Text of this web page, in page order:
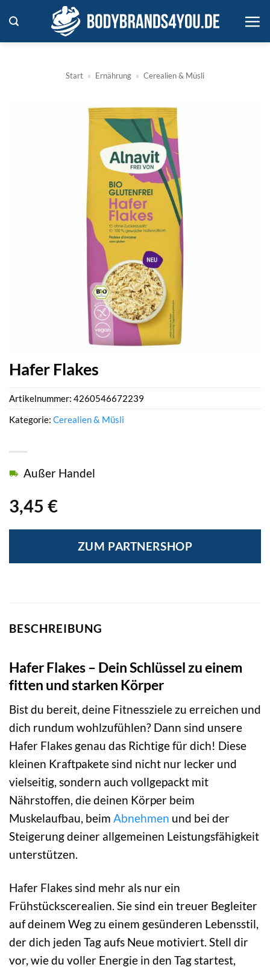
Inhalt
springen
Start » Ernährung » Cerealien & Müsli
Hafer Flakes
3,45 €
Außer Handel
ZUM PARTNERSHOP
Artikelnummer: 4260546672239
Kategorie: Cerealien & Müsli
BESCHREIBUNG
Hafer Flakes – Dein Schlüssel zu einem
fitten und starken Körper
Bist du bereit, deine Fitnessziele zu erreichen und
dich rundum wohlzufühlen? Dann sind unsere
Hafer Flakes genau das Richtige für dich! Diese
kleinen Kraftpakete sind nicht nur lecker und
vielseitig, sondern auch vollgepackt mit
Nährstoffen, die deinen Körper beim
Muskelaufbau, beim Abnehmen und bei der
Steigerung deiner allgemeinen Leistungsfähigkeit
unterstützen.
Hafer Flakes sind mehr als nur ein
Frühstückscerealien. Sie sind ein treuer Begleiter
auf deinem Weg zu einem gesünderen Lebensstil,
der dich jeden Tag aufs Neue motiviert. Stell dir
vor, wie du voller Energie in den Tag startest,